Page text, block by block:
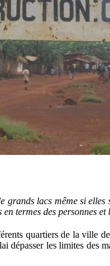
lacs même si
termes des personnes et
quartiers de la ville
dépasser les limites